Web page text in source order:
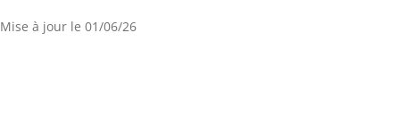
Mise à jour le 01/06/26